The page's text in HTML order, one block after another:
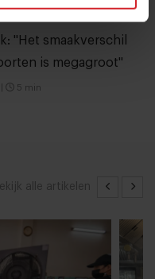
"Het smaakverschil
is megagroot"
5 min
alle artikelen